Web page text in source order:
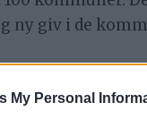
My Personal
ny giv i de
skal
mange